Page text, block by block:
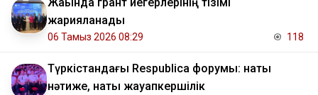
Жақында грант иегерлерінің тізімі
жарияланады
06 Тамыз 2026 08:29 118
Түркістандағы Respublica форумы: нақты
нәтиже, нақты жауапкершілік